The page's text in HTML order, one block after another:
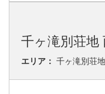
千ヶ滝別荘地
エリア： 千ヶ滝別荘